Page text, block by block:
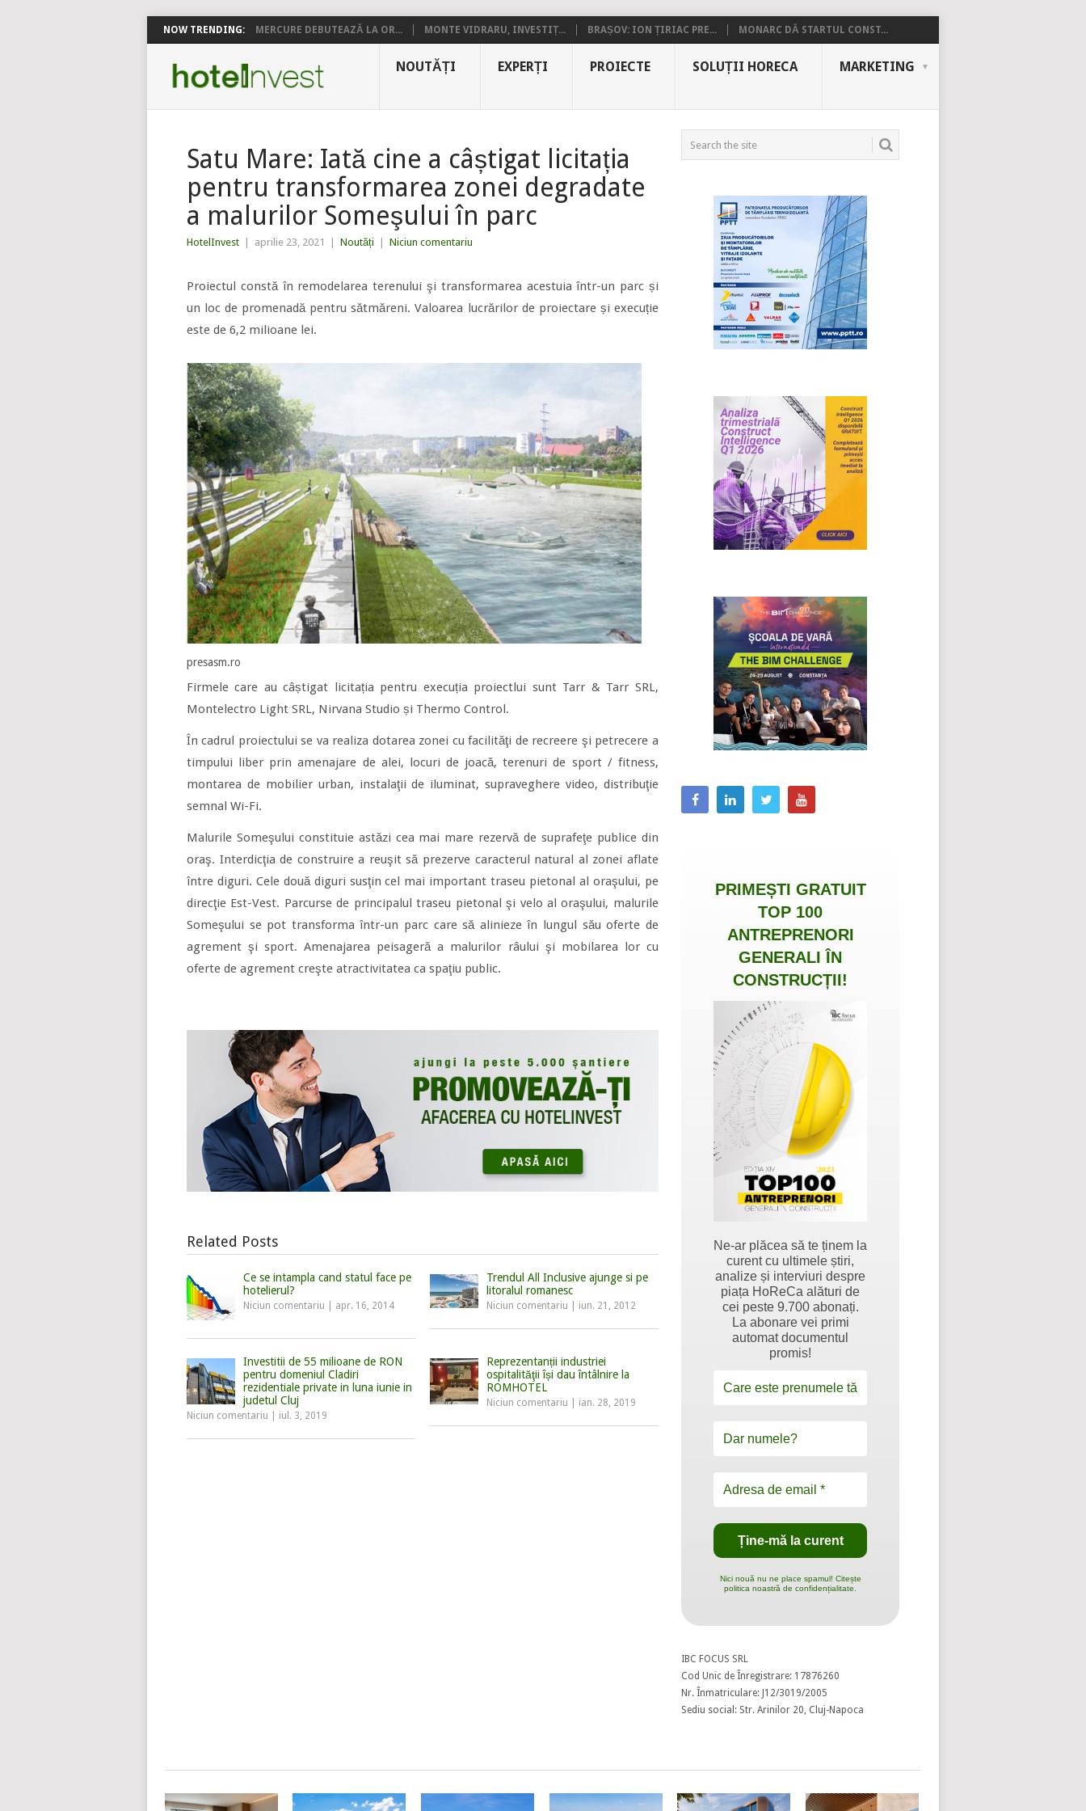
NOW TRENDING: MERCURE DEBUTEAZĂ LA OR... MONTE VIDRARU, INVESTIȚ... BRAȘOV: ION ȚIRIAC PRE... MONARC DĂ STARTUL CONST...
NOUTĂȚI EXPERȚI PROIECTE SOLUȚII HORECA MARKETING
Satu Mare: Iată cine a câștigat licitația
pentru transformarea zonei degradate
a malurilor Someşului în parc
HotelInvest aprilie 23, 2021 Noutăți Niciun comentariu
Proiectul constă în remodelarea terenului şi transformarea acestuia într-un parc și
un loc de promenadă pentru sătmăreni. Valoarea lucrărilor de proiectare și execuție
este de 6,2 milioane lei.
presasm.ro
Firmele care au câștigat licitația pentru execuția proiectlui sunt Tarr & Tarr SRL,
Montelectro Light SRL, Nirvana Studio și Thermo Control.
În cadrul proiectului se va realiza dotarea zonei cu facilităţi de recreere şi petrecere a
timpului liber prin amenajare de alei, locuri de joacă, terenuri de sport / fitness,
montarea de mobilier urban, instalaţii de iluminat, supraveghere video, distribuţie
semnal Wi-Fi.
Malurile Someşului constituie astăzi cea mai mare rezervă de suprafeţe publice din
oraş. Interdicţia de construire a reuşit să prezerve caracterul natural al zonei aflate
între diguri. Cele două diguri susţin cel mai important traseu pietonal al oraşului, pe
direcţie Est-Vest. Parcurse de principalul traseu pietonal şi velo al oraşului, malurile
Someşului se pot transforma într-un parc care să alinieze în lungul său oferte de
agrement şi sport. Amenajarea peisageră a malurilor râului şi mobilarea lor cu
oferte de agrement creşte atractivitatea ca spaţiu public.
Related Posts
Ce se intampla cand statul face pe
hotelierul?
Niciun comentariu apr. 16, 2014
Trendul All Inclusive ajunge si pe
litoralul romanesc
Niciun comentariu iun. 21, 2012
Investitii de 55 milioane de RON
pentru domeniul Cladiri
rezidentiale private in luna iunie in
judetul Cluj
Niciun comentariu iul. 3, 2019
Reprezentanții industriei
ospitalităţii își dau întâlnire la
ROMHOTEL
Niciun comentariu ian. 28, 2019
PRIMEȘTI GRATUIT
TOP 100
ANTREPRENORI
GENERALI ÎN
CONSTRUCȚII!
Ne-ar plăcea să te ținem la
curent cu ultimele știri,
analize și interviuri despre
piața HoReCa alături de
cei peste 9.700 abonați.
La abonare vei primi
automat documentul
promis!
Nici nouă nu ne place spamul! Citește
politica noastră de confidențialitate.
IBC FOCUS SRL
Cod Unic de Înregistrare: 17876260
Nr. Înmatriculare: J12/3019/2005
Sediu social: Str. Arinilor 20, Cluj-Napoca